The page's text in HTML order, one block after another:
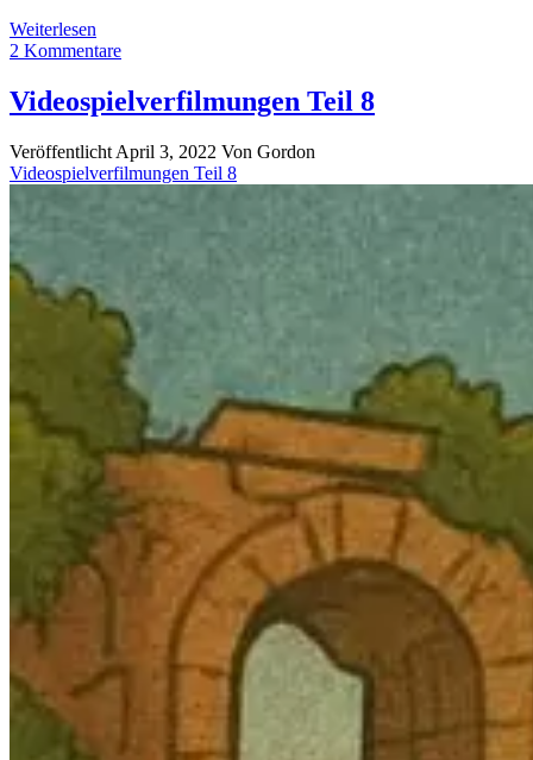
Weiterlesen
Wars
2 Kommentare
Videospielverfilmungen Teil 8
Veröffentlicht April 3, 2022 Von Gordon
Videospielverfilmungen Teil 8